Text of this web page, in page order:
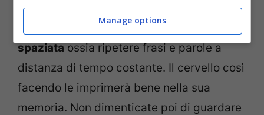
potersela cavare in una lingua. A questo si
deve accostare la tecnica della
spaziataossia ripetere frasi e parole a
distanza di tempo costante. Il cervello così
facendo le imprimerà bene nella sua
memoria. Non dimenticate poi di guardare
Manage options